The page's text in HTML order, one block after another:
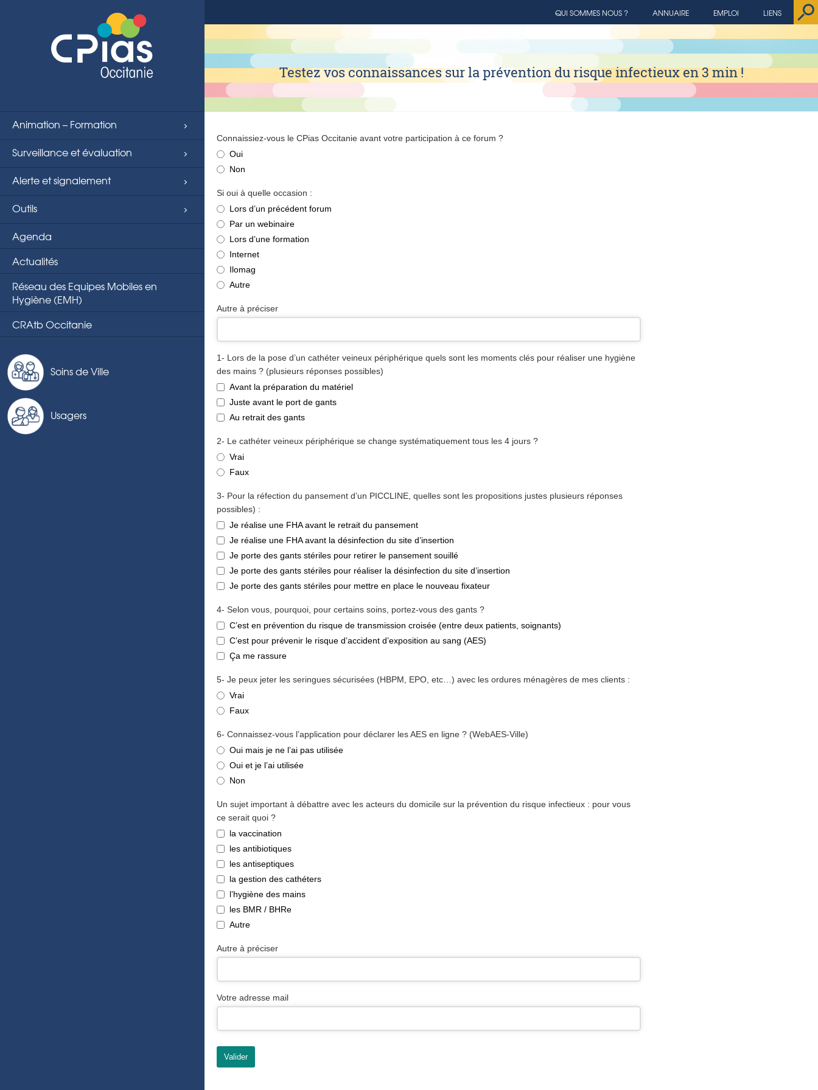
Animation – Formation
Surveillance et évaluation
Alerte et signalement
Outils
Agenda
Actualités
Réseau des Equipes Mobiles en
Hygiène (EMH)
CRAtb Occitanie
Soins de Ville
Usagers
LIENS
EMPLOI
ANNUAIRE
QUI SOMMES NOUS ?
Testez vos connaissances sur la prévention du risque infectieux en 3 min !
Connaissiez-vous le CPias Occitanie avant votre participation à ce forum ?
Oui
Non
Si oui à quelle occasion :
Lors d’un précédent forum
Par un webinaire
Lors d’une formation
Internet
Ilomag
Autre
Autre à préciser
1- Lors de la pose d’un cathéter veineux périphérique quels sont les moments clés pour réaliser une hygiène
des mains ? (plusieurs réponses possibles)
Avant la préparation du matériel
Juste avant le port de gants
Au retrait des gants
2- Le cathéter veineux périphérique se change systématiquement tous les 4 jours ?
Vrai
Faux
Company
Name *
3- Pour la réfection du pansement d’un PICCLINE, quelles sont les propositions justes plusieurs réponses
possibles) :
Je réalise une FHA avant le retrait du pansement
Je réalise une FHA avant la désinfection du site d’insertion
Je porte des gants stériles pour retirer le pansement souillé
Je porte des gants stériles pour réaliser la désinfection du site d’insertion
Je porte des gants stériles pour mettre en place le nouveau fixateur
4- Selon vous, pourquoi, pour certains soins, portez-vous des gants ?
C’est en prévention du risque de transmission croisée (entre deux patients, soignants)
C’est pour prévenir le risque d’accident d’exposition au sang (AES)
Ça me rassure
5- Je peux jeter les seringues sécurisées (HBPM, EPO, etc…) avec les ordures ménagères de mes clients :
Vrai
Faux
6- Connaissez-vous l’application pour déclarer les AES en ligne ? (WebAES-Ville)
Oui mais je ne l’ai pas utilisée
Oui et je l’ai utilisée
Non
Un sujet important à débattre avec les acteurs du domicile sur la prévention du risque infectieux : pour vous
ce serait quoi ?
la vaccination
les antibiotiques
les antiseptiques
la gestion des cathéters
l’hygiène des mains
les BMR / BHRe
Autre
Autre à préciser
Votre adresse mail
Valider